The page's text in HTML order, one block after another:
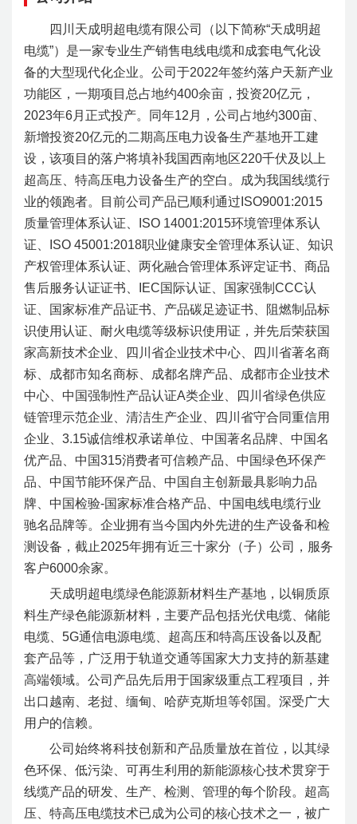
四川天成明超电缆有限公司（以下简称“天成明超
电缆”）是一家专业生产销售电线电缆和成套电气化设
备的大型现代化企业。公司于2022年签约落户天新产业
功能区，一期项目总占地约400余亩，投资20亿元，
2023年6月正式投产。同年12月，公司占地约300亩、
新增投资20亿元的二期高压电力设备生产基地开工建
设，该项目的落户将填补我国西南地区220千伏及以上
超高压、特高压电力设备生产的空白。成为我国线缆行
业的领跑者。目前公司产品已顺利通过ISO9001:2015
质量管理体系认证、ISO 14001:2015环境管理体系认
证、ISO 45001:2018职业健康安全管理体系认证、知识
产权管理体系认证、两化融合管理体系评定证书、商品
售后服务认证证书、IEC国际认证、国家强制CCC认
证、国家标准产品证书、产品碳足迹证书、阻燃制品标
识使用认证、耐火电缆等级标识使用证，并先后荣获国
家高新技术企业、四川省企业技术中心、四川省著名商
标、成都市知名商标、成都名牌产品、成都市企业技术
中心、中国强制性产品认证A类企业、四川省绿色供应
链管理示范企业、清洁生产企业、四川省守合同重信用
企业、3.15诚信维权承诺单位、中国著名品牌、中国名
优产品、中国315消费者可信赖产品、中国绿色环保产
品、中国节能环保产品、中国自主创新最具影响力品
牌、中国检验-国家标准合格产品、中国电线电缆行业
驰名品牌等。企业拥有当今国内外先进的生产设备和检
测设备，截止2025年拥有近三十家分（子）公司，服务
客户6000余家。
天成明超电缆绿色能源新材料生产基地，以铜质原
料生产绿色能源新材料，主要产品包括光伏电缆、储能
电缆、5G通信电源电缆、超高压和特高压设备以及配
套产品等，广泛用于轨道交通等国家大力支持的新基建
高端领域。公司产品先后用于国家级重点工程项目，并
出口越南、老挝、缅甸、哈萨克斯坦等邻国。深受广大
用户的信赖。
公司始终将科技创新和产品质量放在首位，以其绿
色环保、低污染、可再生利用的新能源核心技术贯穿于
线缆产品的研发、生产、检测、管理的每个阶段。超高
压、特高压电缆技术已成为公司的核心技术之一，被广